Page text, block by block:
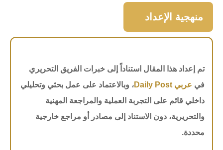
منهجية الإعداد
تم إعداد هذا المقال استناداً إلى خبرات الفريق التحريري
في عربي Daily Post
، وبالاعتماد على عمل بحثي وتحليلي
داخلي قائم على التجربة العملية والمراجعة المهنية
والتحريرية، دون الاستناد إلى مصادر أو مراجع خارجية
محددة.